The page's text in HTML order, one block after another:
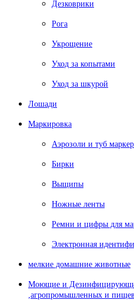
Дезковрики
Рога
Укрощение
Уход за копытами
Уход за шкурой
Лошади
Маркировка
Аэрозоли и туб
Бирки
Выщипы
Ножные ленты
Ремни и цифры для
Электронная
мелкие домашние животные
Моющие и Дезинфицирующие
,агропромышленных и